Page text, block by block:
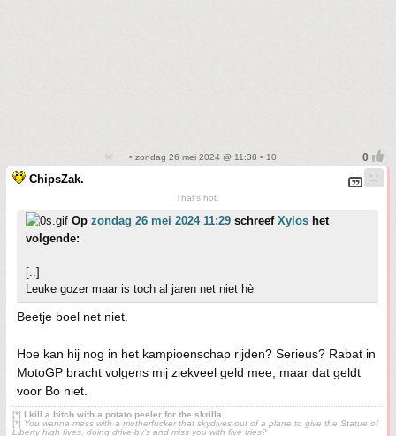
• zondag 26 mei 2024 @ 11:38 • 10
ChipsZak.
That's hot.
Op zondag 26 mei 2024 11:29 schreef Xylos het
volgende:
[..]
Leuke gozer maar is toch al jaren net niet hè
Beetje boel net niet.
Hoe kan hij nog in het kampioenschap rijden? Serieus? Rabat in
MotoGP bracht volgens mij ziekveel geld mee, maar dat geldt
voor Bo niet.
[*] I kill a bitch with a potato peeler for the skrilla.
[*] You wanna mess with a motherfucker that skydives out of a plane to give the Statue of
Liberty high fives, doing drive-by’s and miss you with five tries?